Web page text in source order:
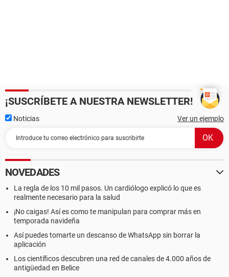
¡SUSCRÍBETE A NUESTRA NEWSLETTER!
Noticias Ver un ejemplo
NOVEDADES
La regla de los 10 mil pasos. Un cardiólogo explicó lo que es
realmente necesario para la salud
¡No caigas! Así es como te manipulan para comprar más en
temporada navideña
Así puedes tomarte un descanso de WhatsApp sin borrar la
aplicación
Los científicos descubren una red de canales de 4.000 años de
antigüedad en Belice